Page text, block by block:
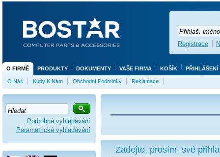
Zadejte, prosím, své
Podrobné vyhledávání
Parametrické vyhledávání
O FIRMĚ PRODUKTY DOKUMENTY VAŠE FIRMA KOŠÍK PŘIHLÁŠENÍ
O Nás Kudy K Nám Obchodní Podmínky Reklamace
Registrace